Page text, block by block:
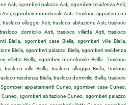
Asti, sgomberi palazzo Asti, sgomberi residenza Asti,
sgomberi monolocale Asti. Trasloco appartamenti
alloggio Asti, trasloco abitazione Asti, trasloco
domicilio Asti, trasloco villetta Asti, trasloco
Biella, sgomberi case Biella, sgomberi ville Biella,
Biella, sgomberi palazzo Biella, sgomberi residenza
villetta Biella, sgomberi monolocale Biella. Trasloco
trasloco ville Biella, trasloco alloggio Biella, trasloco
residenza Biella, trasloco domicilio Biella, trasloco
appartamenti Cuneo, sgomberi case Cuneo,
sgomberi abitazione Cuneo, sgomberi palazzo